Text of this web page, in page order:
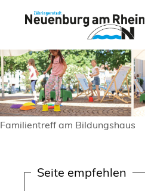
Familientreff am Bildungshaus
Seite empfehlen